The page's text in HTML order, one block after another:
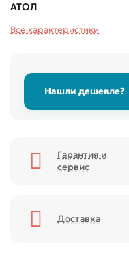
АТОЛ
Все характеристики
Нашли дешевле?
Гарантия и
сервис
Доставка